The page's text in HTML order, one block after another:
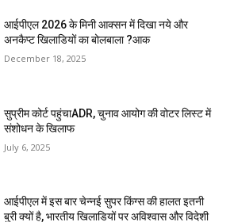
आईपीएल 2026 के मिनी आक्सन में दिखा नये और
अनकैप्ट खिलाडियों का बोलबाला ?आक
December 18, 2025
सुप्रीम कोर्ट पहुंचाADR, चुनाव आयोग की वोटर लिस्ट में
संशोधन के खिलाफ
July 6, 2025
आईपीएल में इस बार चेन्नई सुपर किंग्स की हालत इतनी
बुरी क्यों है, भारतीय खिलाडियों पर अविश्वास और विदेशी